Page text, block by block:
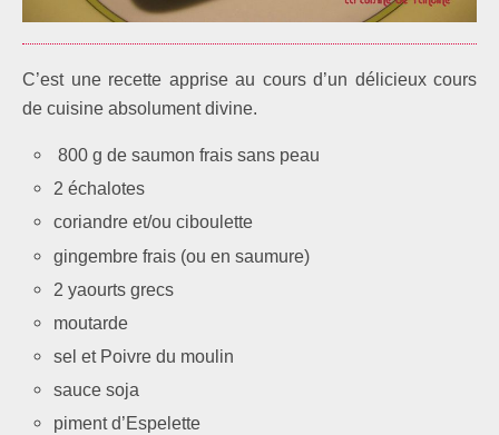
C’est une recette apprise au cours d’un délicieux cours
de cuisine absolument divine.
800 g de saumon frais sans peau
2 échalotes
coriandre et/ou ciboulette
gingembre frais (ou en saumure)
2 yaourts grecs
moutarde
sel et Poivre du moulin
sauce soja
piment d’Espelette